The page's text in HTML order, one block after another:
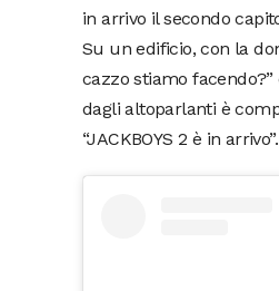
in arrivo il secondo
Su un edificio, con la
cazzo stiamo
dagli altoparlanti è
“JACKBOYS 2 è in arrivo”.